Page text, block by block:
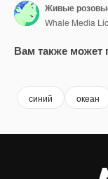
Живые
Whale Media
Вам также может
синий океан